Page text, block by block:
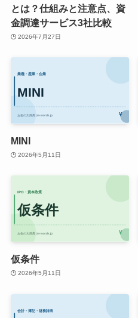
とは？仕組みと注意点、資
金調達サービス3社比較
2026年7月27日
MINI
2026年5月11日
仮条件
2026年5月11日